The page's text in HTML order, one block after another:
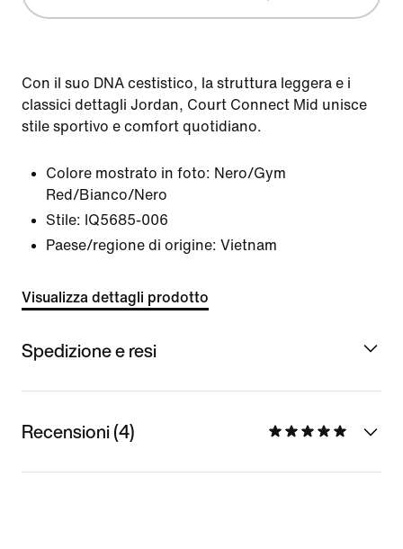
Con il suo DNA cestistico, la struttura leggera e i
classici dettagli Jordan, Court Connect Mid unisce
stile sportivo e comfort quotidiano.
Colore mostrato in foto: Nero/Gym
Red/Bianco/Nero
Stile: IQ5685-006
Paese/regione di origine: Vietnam
Visualizza dettagli prodotto
Spedizione e resi
Recensioni (4)